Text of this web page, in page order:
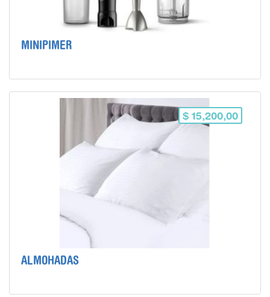
MINIPIMER
$ 15,200,00
ALMOHADAS